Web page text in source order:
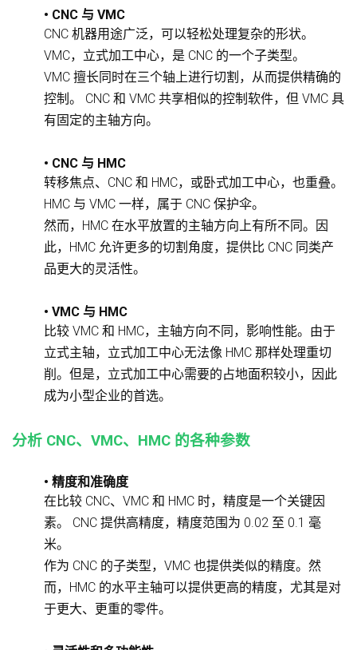
• CNC 与 VMC
CNC 机器用途广泛，可以轻松处理复杂的形状。
VMC，立式加工中心，是 CNC 的一个子类型。
VMC 擅长同时在三个轴上进行切割，从而提供精确的
控制。 CNC 和 VMC 共享相似的控制软件，但 VMC 具
有固定的主轴方向。
• CNC 与 HMC
转移焦点、CNC 和 HMC，或卧式加工中心，也重叠。
HMC 与 VMC 一样，属于 CNC 保护伞。
然而，HMC 在水平放置的主轴方向上有所不同。因
此，HMC 允许更多的切割角度，提供比 CNC 同类产
品更大的灵活性。
• VMC 与 HMC
比较 VMC 和 HMC，主轴方向不同，影响性能。由于
立式主轴，立式加工中心无法像 HMC 那样处理重切
削。但是，立式加工中心需要的占地面积较小，因此
成为小型企业的首选。
分析 CNC、VMC、HMC 的各种参数
• 精度和准确度
在比较 CNC、VMC 和 HMC 时，精度是一个关键因
素。 CNC 提供高精度，精度范围为 0.02 至 0.1 毫
米。
作为 CNC 的子类型，VMC 也提供类似的精度。然
而，HMC 的水平主轴可以提供更高的精度，尤其是对
于更大、更重的零件。